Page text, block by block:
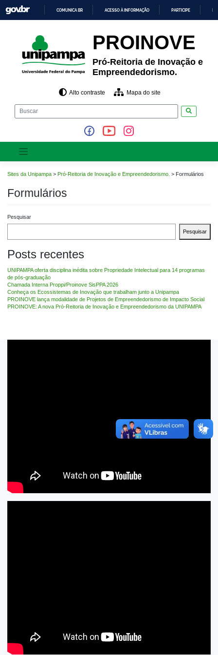
para
o
CONTEÚDO
COMUNICA BR ACESSO À INFORMAÇÃO PARTICIPE
PROINOVE
Pró-Reitoria de Inovação e
Empreendedorismo.
Alto contraste Mapa do site
Sites da Unipampa > Pró-Reitoria de Inovação e Empreendedorismo. > Formulários
Formulários
Pesquisar
Pesquisar
Posts recentes
UNIPAMPA oferta disciplina inédita sobre Propriedade Intelectual para 14 programas
de pós-graduação
Chamada Interna Proppi/Proinove SisPPA 2026
Conheça os Ecossistemas de Inovação que trabalham junto a Unipampa
PROINOVE lança modalidade de Projetos de Empreendedorismo de Impacto Social
PROINOVE: A nova Pró-Reitoria de Inovação e Empreendedorismo da UNIPAMPA